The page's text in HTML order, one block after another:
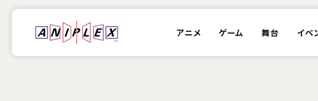
アニメ ゲーム 舞台 イベ